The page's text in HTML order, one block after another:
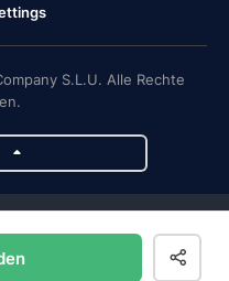
S.L.U. Alle Rechte